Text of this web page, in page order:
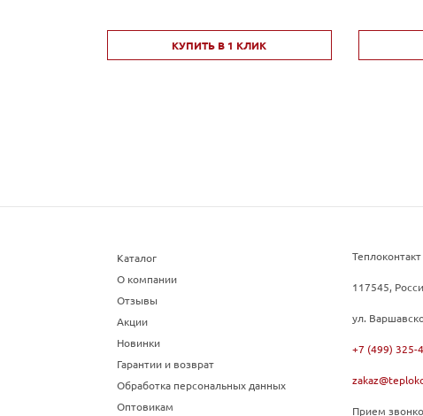
КУПИТЬ В 1 КЛИК
Каталог
О компании
Отзывы
Акции
Новинки
Гарантии и возврат
Обработка персональных данных
Оптовикам
Теплоконтакт
117545,
ул.
+7 (499) 325-
Прием